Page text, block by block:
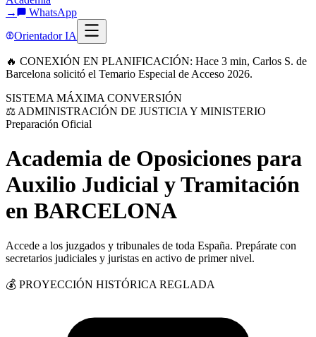
→
WhatsApp
Orientador IA
🔥 CONEXIÓN EN PLANIFICACIÓN: Hace 3 min, Carlos S. de
Barcelona solicitó el Temario Especial de Acceso 2026.
SISTEMA MÁXIMA CONVERSIÓN
⚖️ ADMINISTRACIÓN DE JUSTICIA Y MINISTERIO
Preparación Oficial
Academia de Oposiciones para
Auxilio Judicial y Tramitación
en BARCELONA
Accede a los juzgados y tribunales de toda España. Prepárate con
secretarios judiciales y juristas en activo de primer nivel.
💰 PROYECCIÓN HISTÓRICA REGLADA